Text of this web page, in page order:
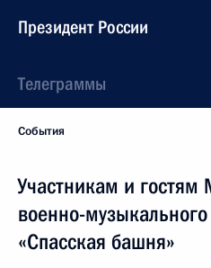
Президент России
Телеграммы
События
Участникам и гостям
военно-
«Спасская башня»